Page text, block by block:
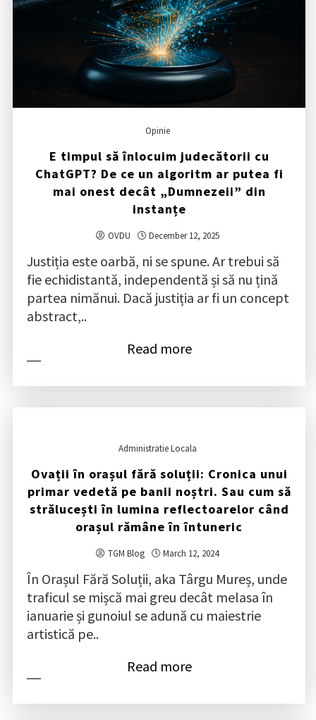
Opinie
E timpul să înlocuim judecătorii cu
ChatGPT? De ce un algoritm ar putea fi
mai onest decât „Dumnezeii” din
instanțe
OVDU December 12, 2025
Justiția este oarbă, ni se spune. Ar trebui să
fie echidistantă, independentă și să nu țină
partea nimănui. Dacă justiția ar fi un concept
abstract,..
Read more
Administratie Locala
Ovații în orașul fără soluții: Cronica unui
primar vedetă pe banii noștri. Sau cum să
strălucești în lumina reflectoarelor când
orașul rămâne în întuneric
TGM Blog March 12, 2024
În Orașul Fără Soluții, aka Târgu Mureș, unde
traficul se mișcă mai greu decât melasa în
ianuarie și gunoiul se adună cu maiestrie
artistică pe..
Read more